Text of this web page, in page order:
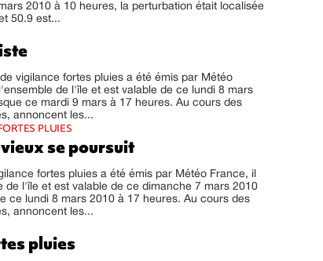
2010 à 10 heures, la perturbation était localisée
50.9 est...
vigilance fortes pluies a été émis par Météo
de l'île et est valable de ce lundi 8 mars
ce mardi 9 mars à 17 heures. Au cours des
annoncent les...
PLUIES
se poursuit
fortes pluies a été émis par Météo France, il
de l'île et est valable de ce dimanche 7 mars 2010
ce lundi 8 mars 2010 à 17 heures. Au cours des
annoncent les...
pluies